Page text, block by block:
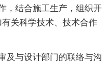
，结合施工生产，组织开
关科学技术、技术合作
及与设计部门的联络与沟